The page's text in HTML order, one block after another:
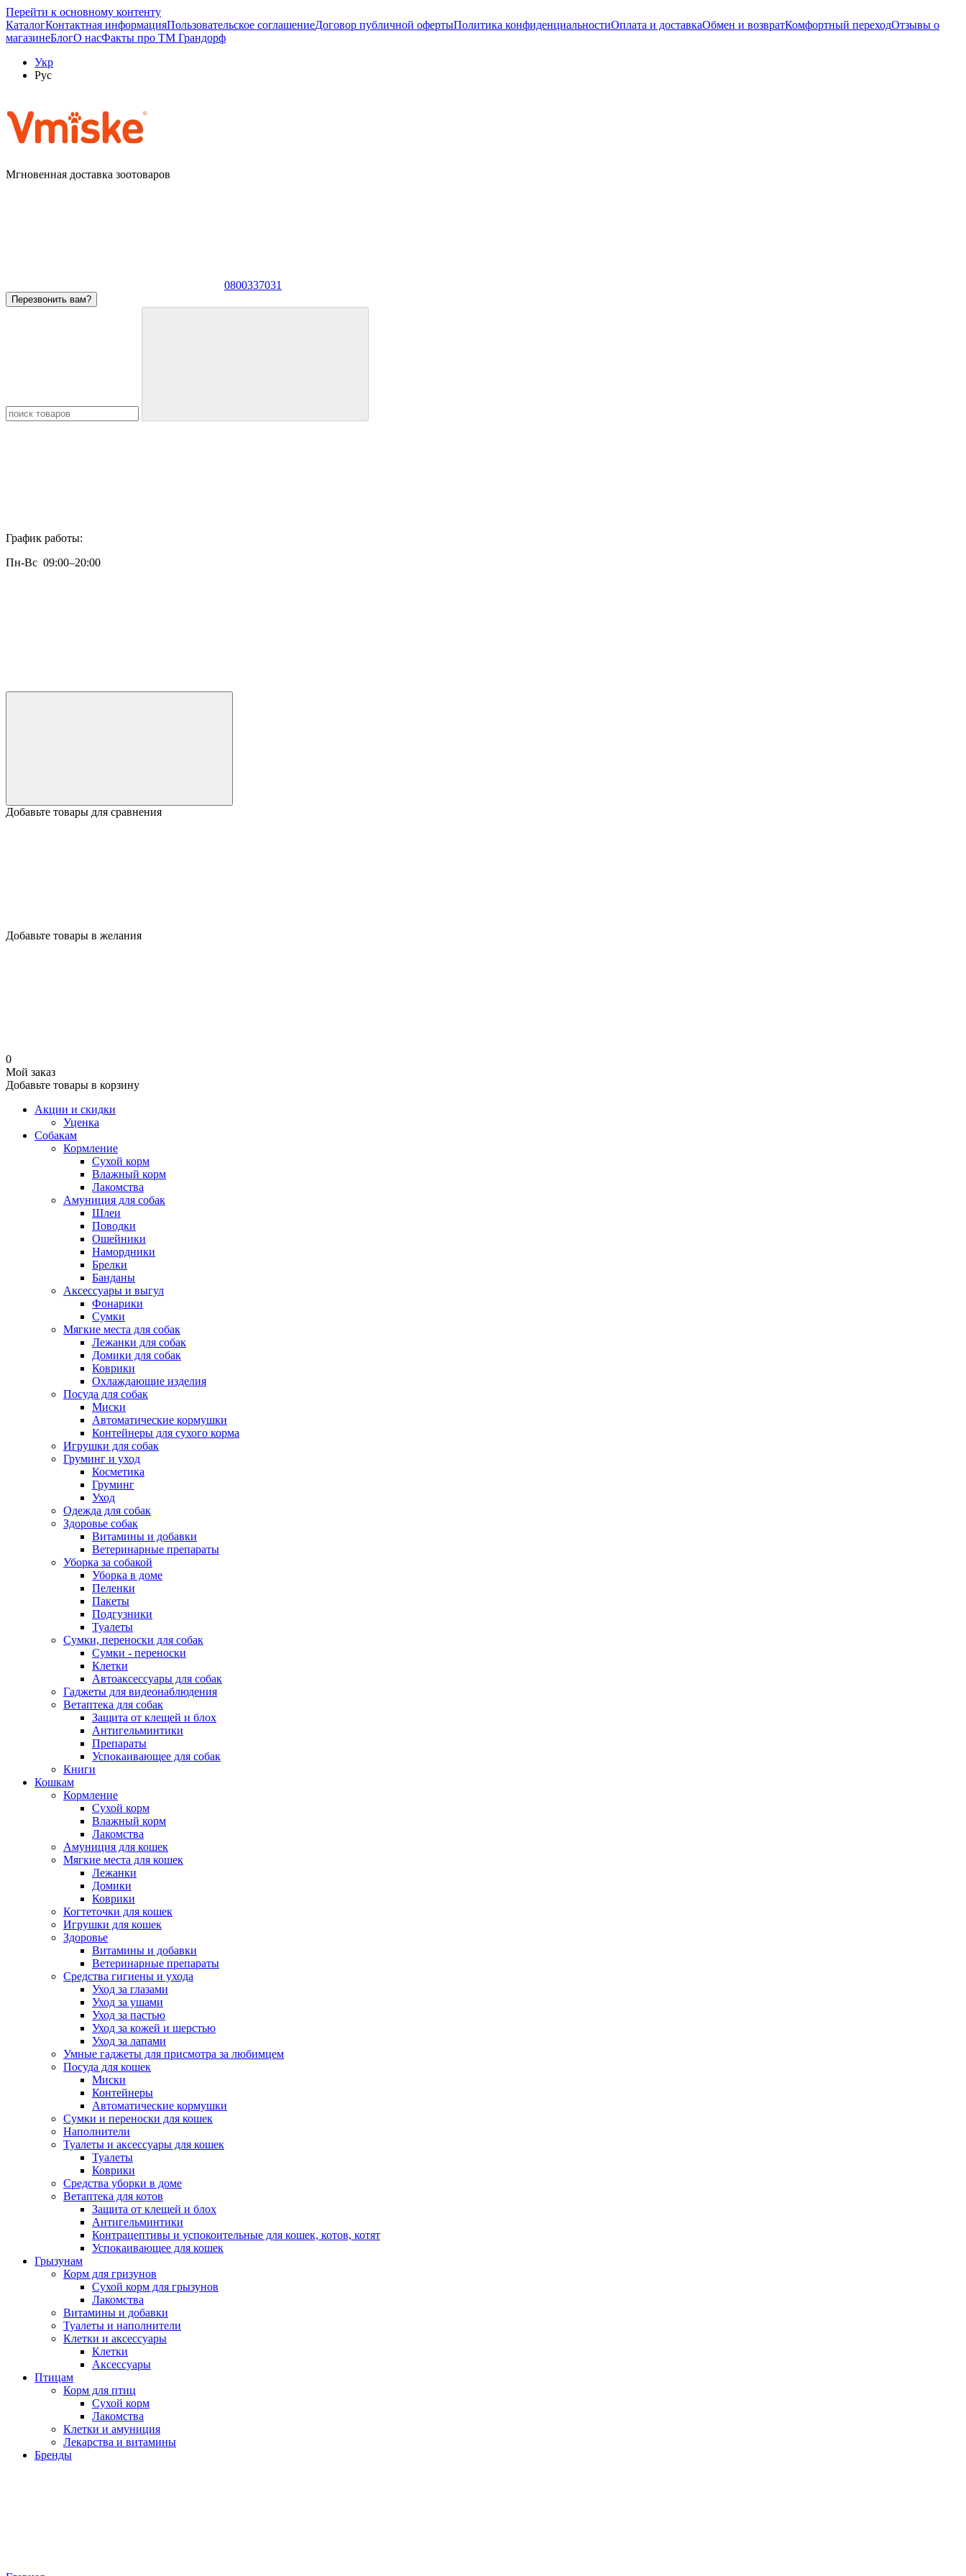
Перейти к основному контенту
КаталогКонтактная информацияПользовательское соглашениеДоговор публичной офертыПолитика конфиденциальностиОплата и доставкаОбмен и возвратКомфортный переходОтзывы о
магазинеБлогО насФакты про TM Грандорф
Укр
Рус
Мгновенная доставка зоотоваров
0800337031
Перезвонить вам?
График работы:
Пн-Вс 09:00–20:00
Добавьте товары для сравнения
Добавьте товары в желания
0
Мой заказ
Добавьте товары в корзину
Акции и скидки
Уценка
Собакам
Кормление
Сухой корм
Влажный корм
Лакомства
Амуниция для собак
Шлеи
Поводки
Ошейники
Намордники
Брелки
Банданы
Аксессуары и выгул
Фонарики
Сумки
Мягкие места для собак
Лежанки для собак
Домики для собак
Коврики
Охлаждающие изделия
Посуда для собак
Миски
Автоматические кормушки
Контейнеры для сухого корма
Игрушки для собак
Груминг и уход
Косметика
Груминг
Уход
Одежда для собак
Здоровье собак
Витамины и добавки
Ветеринарные препараты
Уборка за собакой
Уборка в доме
Пеленки
Пакеты
Подгузники
Туалеты
Сумки, переноски для собак
Сумки - переноски
Клетки
Автоаксессуары для собак
Гаджеты для видеонаблюдения
Ветаптека для собак
Защита от клещей и блох
Антигельминтики
Препараты
Успокаивающее для собак
Книги
Кошкам
Кормление
Сухой корм
Влажный корм
Лакомства
Амуниция для кошек
Мягкие места для кошек
Лежанки
Домики
Коврики
Когтеточки для кошек
Игрушки для кошек
Здоровье
Витамины и добавки
Ветеринарные препараты
Средства гигиены и ухода
Уход за глазами
Уход за ушами
Уход за пастью
Уход за кожей и шерстью
Уход за лапами
Умные гаджеты для присмотра за любимцем
Посуда для кошек
Миски
Контейнеры
Автоматические кормушки
Сумки и переноски для кошек
Наполнители
Туалеты и аксессуары для кошек
Туалеты
Коврики
Средства уборки в доме
Ветаптека для котов
Защита от клещей и блох
Антигельминтики
Контрацептивы и успокоительные для кошек, котов, котят
Успокаивающее для кошек
Грызунам
Корм для гризунов
Сухой корм для грызунов
Лакомства
Витамины и добавки
Туалеты и наполнители
Клетки и аксессуары
Клетки
Аксессуары
Птицам
Корм для птиц
Сухой корм
Лакомства
Клетки и амуниция
Лекарства и витамины
Бренды